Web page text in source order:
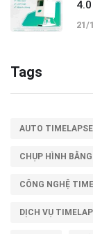
4.0
21/
Tags
AUTO TIMELAPSE
CHỤP HÌNH
CÔNG NGHỆ
DỊCH VỤ